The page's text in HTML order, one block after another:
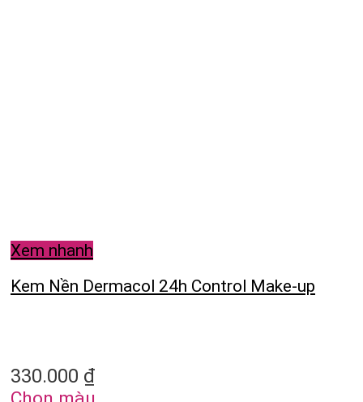
Xem nhanh
Kem Nền Dermacol 24h Control Make-up
330.000 ₫